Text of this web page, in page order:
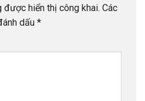
được hiển thị công khai. Các
dấu *